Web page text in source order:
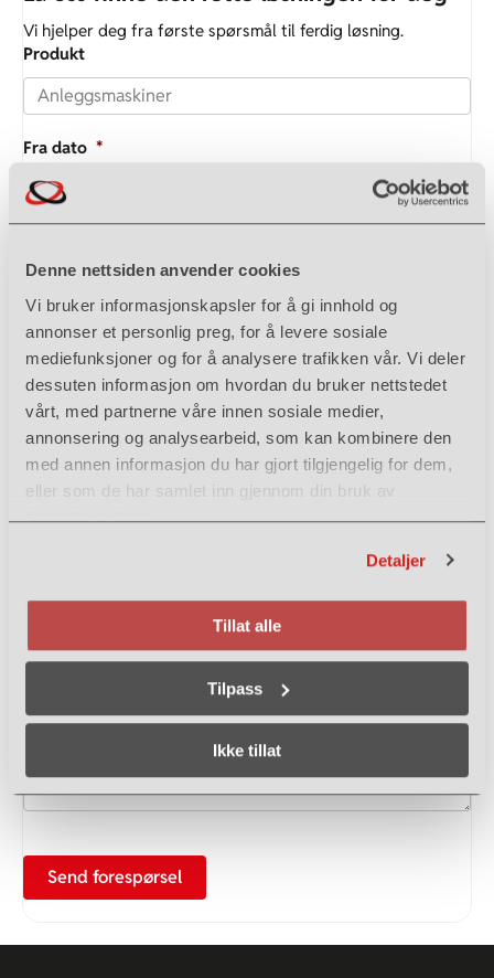
Denne nettsiden anvender cookies
Vi bruker informasjonskapsler for å gi innhold og
annonser et personlig preg, for å levere sosiale
mediefunksjoner og for å analysere trafikken vår. Vi deler
dessuten informasjon om hvordan du bruker nettstedet
vårt, med partnerne våre innen sosiale medier,
annonsering og analysearbeid, som kan kombinere den
med annen informasjon du har gjort tilgjengelig for dem,
eller som de har samlet inn gjennom din bruk av
tjenestene deres.
Detaljer
Tillat alle
Tilpass
Ikke tillat
Vi hjelper deg fra første spørsmål til ferdig løsning.
Produkt
Fra dato *
Navn *
Sted og postnummer
Telefon *
Spørsmål / henvendelse
Send forespørsel